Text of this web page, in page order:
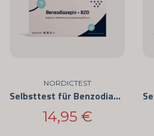
NORDICTEST
Selbsttest für Benzodiazepine (5er-Pack)
14,95 €